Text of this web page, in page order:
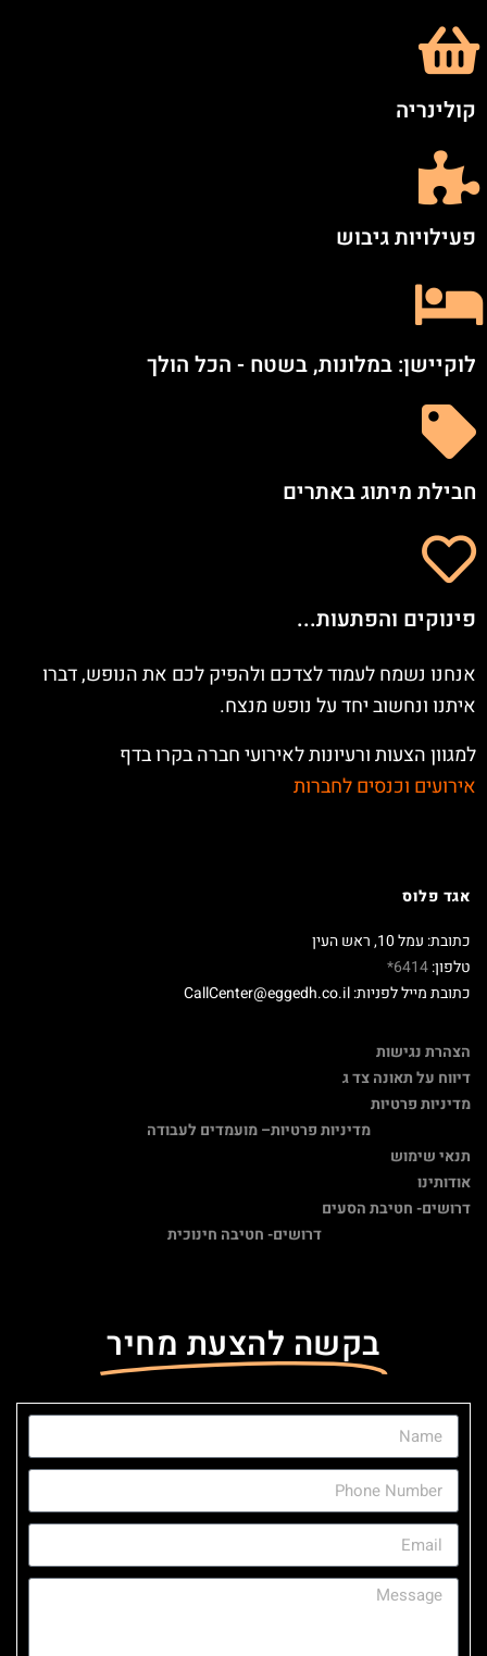
קולינריה
פעילויות גיבוש
לוקיישן: במלונות, בשטח - הכל הולך
חבילת מיתוג באתרים
פינוקים והפתעות...
אנחנו נשמח לעמוד לצדכם ולהפיק לכם את הנופש, דברו
איתנו ונחשוב יחד על נופש מנצח.
למגוון הצעות ורעיונות לאירועי חברה בקרו בדף
אירועים וכנסים לחברות
אגד פלוס
כתובת: עמל 10, ראש העין
טלפון:6414*
כתובת מייל לפניות: CallCenter@eggedh.co.il
הצהרת נגישות
דיווח על תאונה צד ג
מדיניות פרטיות
מדיניות פרטיות– מועמדים לעבודה
תנאי שימוש
אודותינו
דרושים- חטיבת הסעים
דרושים- חטיבה חינוכית
בקשה להצעת מחיר